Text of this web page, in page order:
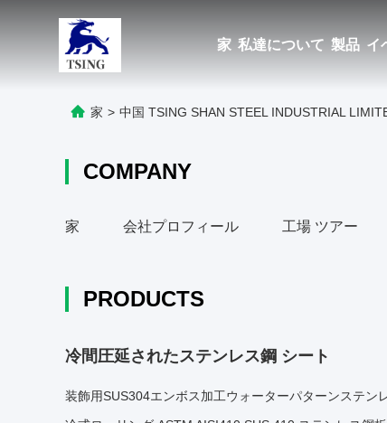
家 私達について 製品 イ
家 > 中国 TSING SHAN STEEL INDUSTRIAL
COMPANY
家 会社プロフィール 工場 ツアー
PRODUCTS
冷間圧延されたステンレス鋼 シート
装飾用SUS304エンボス加工ウォーターパターンステン